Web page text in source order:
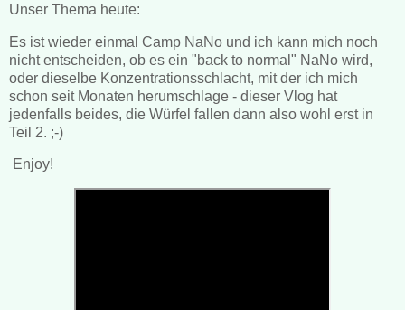
Unser Thema heute:
Es ist wieder einmal Camp NaNo und ich kann mich noch
nicht entscheiden, ob es ein "back to normal" NaNo wird,
oder dieselbe Konzentrationsschlacht, mit der ich mich
schon seit Monaten herumschlage - dieser Vlog hat
jedenfalls beides, die Würfel fallen dann also wohl erst in
Teil 2. ;-)
Enjoy!